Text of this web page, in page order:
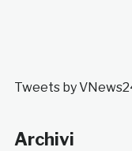
Tweets by
Archivi